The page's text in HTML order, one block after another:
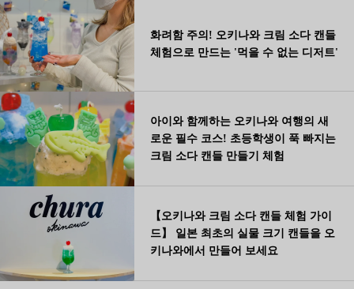
화려함 주의! 오키나와 크림 소다 캔들
체험으로 만드는 '먹을 수 없는 디저트'
아이와 함께하는 오키나와 여행의 새
로운 필수 코스! 초등학생이 푹 빠지는
크림 소다 캔들 만들기 체험
【오키나와 크림 소다 캔들 체험 가이
드】 일본 최초의 실물 크기 캔들을 오
키나와에서 만들어 보세요